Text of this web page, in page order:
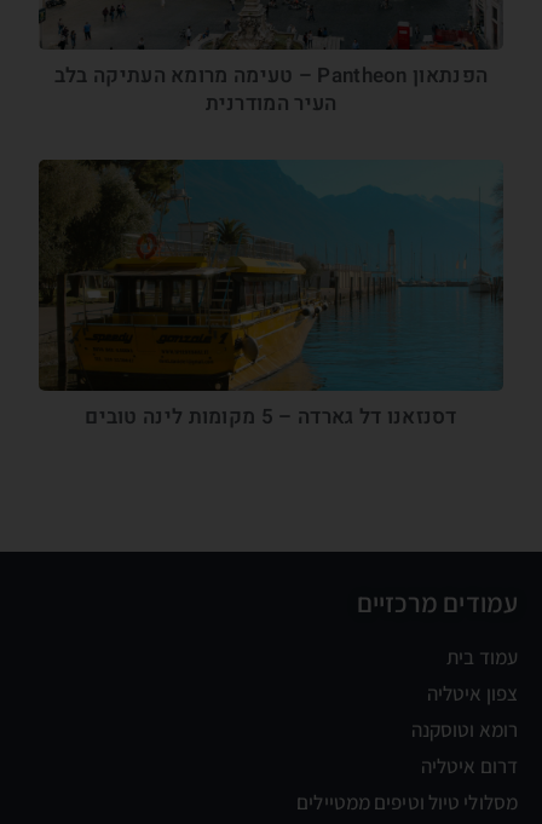
הפנתאון Pantheon – טעימה מרומא העתיקה בלב
העיר המודרנית
דסנזאנו דל גארדה – 5 מקומות לינה טובים
עמודים מרכזיים
עמוד בית
צפון איטליה
רומא וטוסקנה
דרום איטליה
מסלולי טיול וטיפים ממטיילים